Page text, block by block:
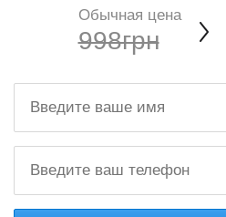
Обычная цена
998грн